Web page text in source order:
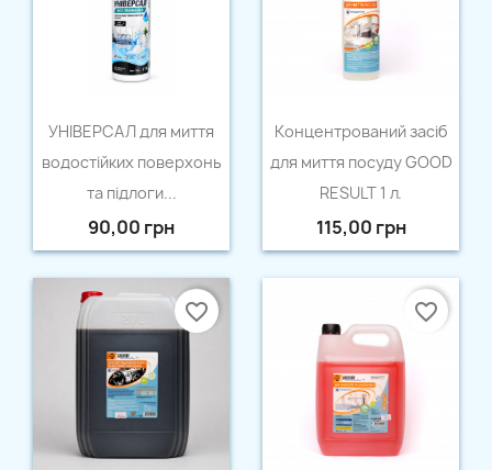
 Швидкий перегляд
УНІВЕРСАЛ для миття
водостійких поверхонь
та підлоги...
90,00 грн
 Швидкий перегляд
Концентрований засіб
для миття посуду GOOD
RESULT 1 л.
115,00 грн
favorite_border favorite_border